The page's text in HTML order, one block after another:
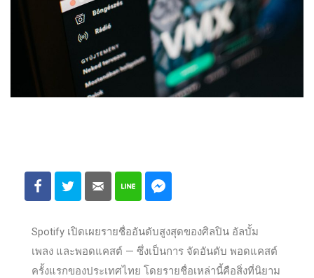
Spotify เปิดเผยรายชื่ออันดับสูงสุดของศิลปิน อัลบั้ม
เพลง และพอดแคสต์ — ซึ่งเป็นการ จัดอันดับ พอดแคสต์
ครั้งแรกของประเทศไทย โดยรายชื่อเหล่านี้คือสิ่งที่นิยาม